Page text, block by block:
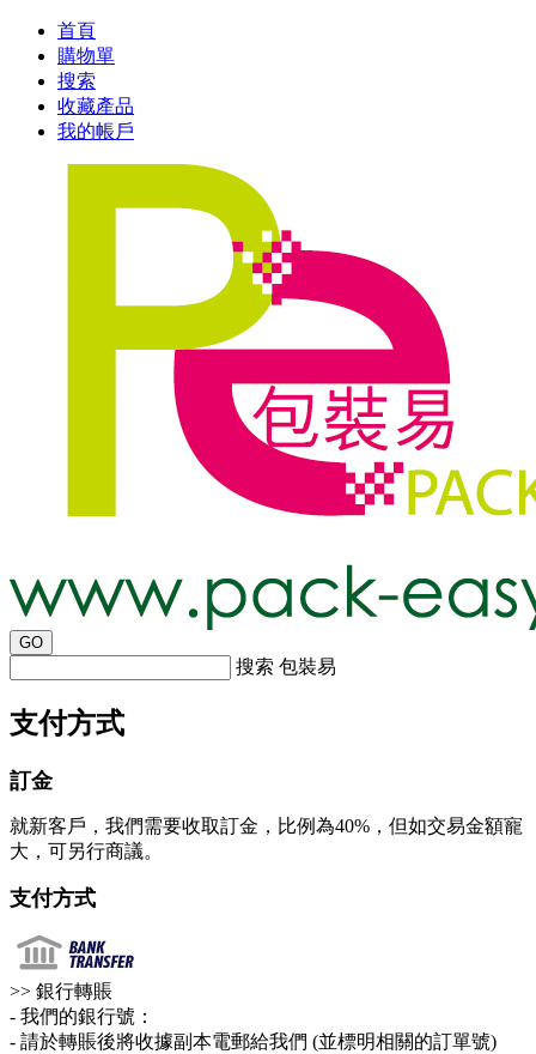
首頁
購物單
搜索
收藏產品
我的帳戶
搜索 包裝易
支付方式
訂金
就新客戶，我們需要收取訂金，比例為40%，但如交易金額寵
大，可另行商議。
支付方式
>> 銀行轉賬
- 我們的銀行號：
- 請於轉賬後將收據副本電郵給我們 (並標明相關的訂單號)